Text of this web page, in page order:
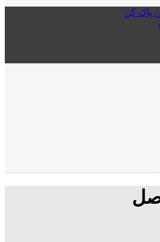
پاک کن